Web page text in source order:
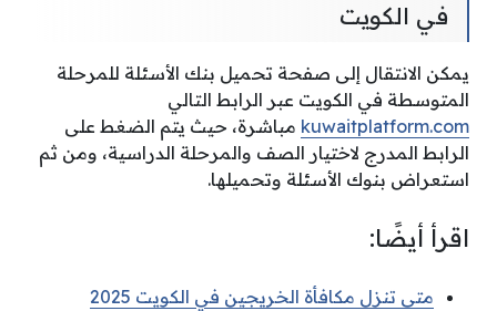
في الكويت
يمكن الانتقال إلى صفحة تحميل بنك الأسئلة للمرحلة
المتوسطة في الكويت عبر الرابط التالي
kuwaitplatform.com مباشرة، حيث يتم الضغط على
الرابط المدرج لاختيار الصف والمرحلة الدراسية، ومن ثم
استعراض بنوك الأسئلة وتحميلها.
اقرأ أيضًا:
متى تنزل مكافأة الخريجين في الكويت 2025